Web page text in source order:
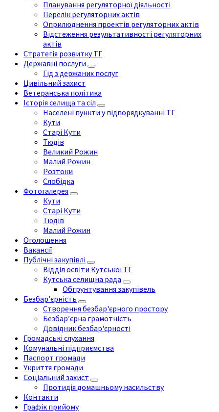
Планування регуляторної діяльності
Перелік регуляторних актів
Оприлюднення проектів регуляторних актів
Відстеження результативності регуляторних
актів
Стратегія розвитку ТГ
Державні послуги
Гід з держаних послуг
Цивільний захист
Ветеранська політика
Історія селища та сіл
Населені пункти у підпорядкуванні ТГ
Кути
Старі Кути
Тюдів
Великий Рожин
Малий Рожин
Розтоки
Слобідка
Фотогалерея
Кути
Старі Кути
Тюдів
Малий Рожин
Оголошення
Вакансії
Публічні закупівлі
Відділ освіти Кутської ТГ
Кутська селищна рада
Обгрунтування закупівель
Безбар'єрність
Створення безбар'єрного простору
Безбар’єрна грамотність
Довідник безбар'єрності
Громадські слухання
Комунальні підприємства
Паспорт громади
Укриття громади
Соціальний захист
Протидія домашньому насильству
Контакти
Графік прийому